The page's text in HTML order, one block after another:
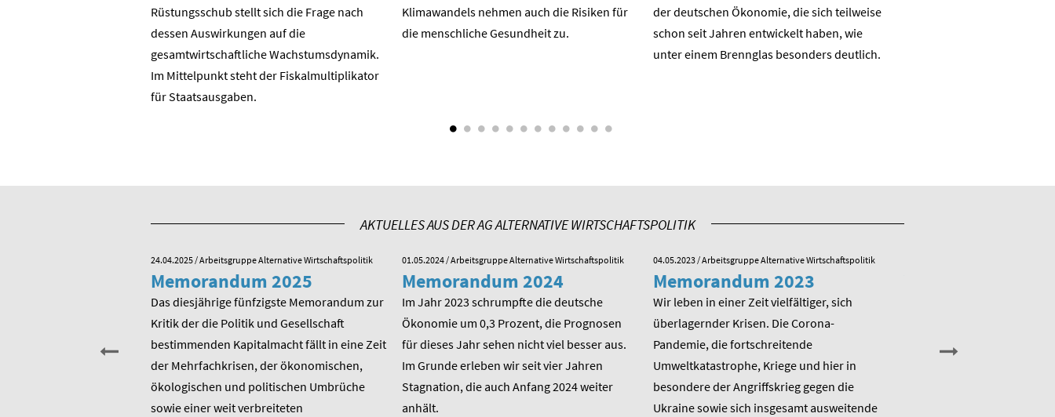
Rüstungsschub stellt sich die Frage nach
dessen Auswirkungen auf die
gesamtwirtschaftli­che Wachstumsdynamik.
Im Mittelpunkt steht der Fiskalmultiplikator
für Staatsausgaben.
Klimawandels nehmen auch die Risiken für
die menschliche Gesundheit zu.
der deutschen Ökonomie, die sich teilweise
schon seit Jahren entwickelt haben, wie
unter einem Brennglas besonders deutlich.
AKTUELLES AUS DER AG ALTERNATIVE WIRTSCHAFTSPOLITIK
24.04.2025/ Arbeitsgruppe Alternative Wirtschaftspolitik
Memorandum 2025
Das diesjährige fünfzigste Memorandum zur
Kritik der die Politik und Gesellschaft
bestimmenden Kapitalmacht fällt in eine Zeit
der Mehrfachkrisen, der ökonomischen,
ökologischen und politischen Umbrüche
sowie einer weit verbreiteten
01.05.2024/ Arbeitsgruppe Alternative Wirtschaftspolitik
Memorandum 2024
Im Jahr 2023 schrumpfte die deutsche
Ökonomie um 0,3 Prozent, die Prognosen
für dieses Jahr sehen nicht viel besser aus.
Im Grunde erleben wir seit vier Jahren
Stagnation, die auch Anfang 2024 weiter
anhält.
04.05.2023/ Arbeitsgruppe Alternative Wirtschaftspolitik
Memorandum 2023
Wir leben in einer Zeit vielfältiger, sich
überlagernder Krisen. Die Corona-
Pandemie, die fortschreitende
Umweltkatastrophe, Kriege und hier in
besondere der Angriffskrieg gegen die
Ukraine sowie sich insgesamt ausweitende
die Arbeitsgruppe